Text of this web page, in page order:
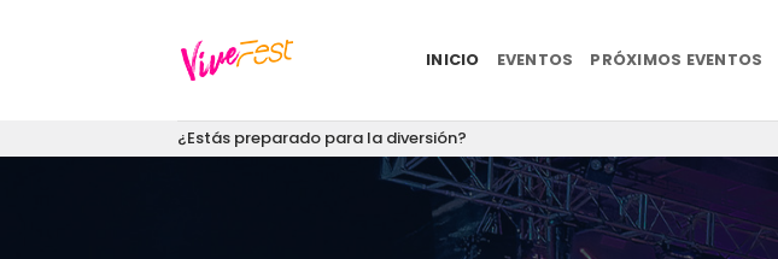
INICIO EVENTOS PRÓXIMOS EVENTOS
¿Estás preparado para la diversión?